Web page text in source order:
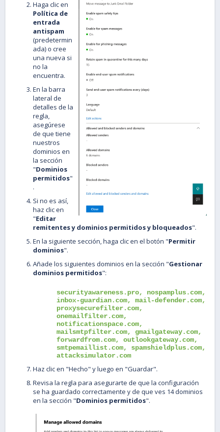
Haga clic en
Política de
entrada
antispam
(predetermin
ada) o cree
una nueva si
no la
encuentra.
En la barra
lateral de
detalles de la
regla,
asegúrese
de que tiene
nuestros
dominios en
la sección
"Dominios
permitidos"
.
Si no es así,
haz clic en
"Editar
remitentes y dominios permitidos y bloqueados".
En la siguiente sección, haga clic en el botón "Permitir
dominios".
Añade los siguientes dominios en la sección "Gestionar
dominios permitidos":
securityawareness.pro, nospamplus.com,
inbox-guardian.com, mail-defender.com,
proxysecurefilter.com,
onemailfilter.com,
notificationspace.com,
mailsmtpfilter.com, gmailgateway.com,
forwardfrom.com, outlookgateway.com,
smtpemaillist.com, spamshieldplus.com,
attacksimulator.com
Haz clic en "Hecho" y luego en "Guardar".
Revisa la regla para asegurarte de que la configuración
se ha guardado correctamente y de que ves 14 dominios
en la sección "Dominios permitidos".